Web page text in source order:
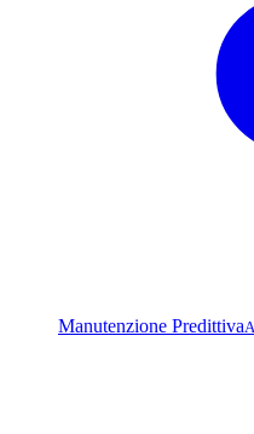
Manutenzione Predittiva